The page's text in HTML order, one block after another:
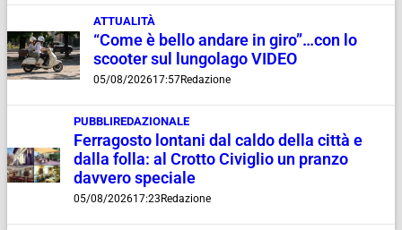
ATTUALITÀ
“Come è bello andare in giro”…con lo
scooter sul lungolago VIDEO
05/08/202617:57Redazione
PUBBLIREDAZIONALE
Ferragosto lontani dal caldo della città e
dalla folla: al Crotto Civiglio un pranzo
davvero speciale
05/08/202617:23 Redazione